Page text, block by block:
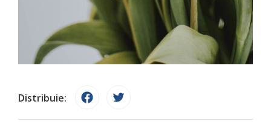
Distribuie: